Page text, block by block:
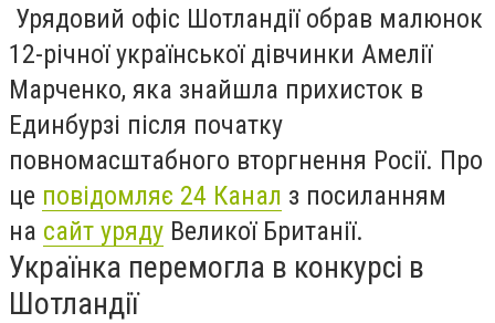
Урядовий офіс Шотландії обрав малюнок
12-річної української дівчинки Амелії
Марченко, яка знайшла прихисток в
Единбурзі після початку
повномасштабного вторгнення Росії. Про
це повідомляє 24 Канал з посиланням
на сайт уряду Великої Британії.
Українка перемогла в конкурсі в
Шотландії